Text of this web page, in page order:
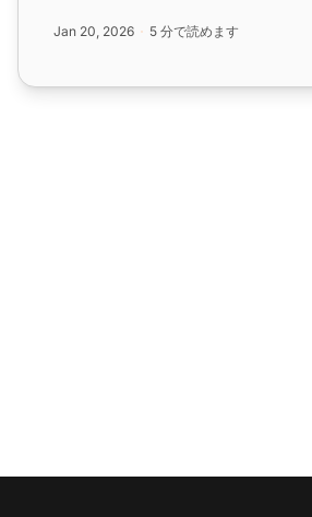
Jan 20, 2026 5 分で読めます